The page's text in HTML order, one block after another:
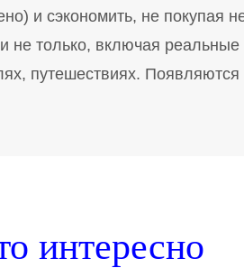
и сэкономить, не покупая
не только, включая
путешествиях.
интересно